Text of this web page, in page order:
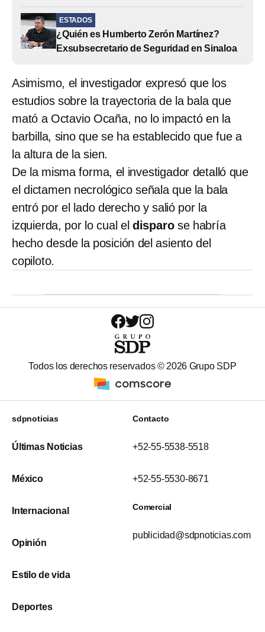
ESTADOS
¿Quién es Humberto Zerón Martínez?
Exsubsecretario de Seguridad en Sinaloa
Asimismo, el investigador expresó que los
estudios sobre la trayectoria de la bala que
mató a Octavio Ocaña, no lo impactó en la
barbilla, sino que se ha establecido que fue a
la altura de la sien.
De la misma forma, el investigador detalló que
el dictamen necrológico señala que la bala
entró por el lado derecho y salió por la
izquierda, por lo cual el disparose habría
hecho desde la posición del asiento del
copiloto.
Todos los derechos reservados © 2026 Grupo SDP
sdpnoticias
Últimas Noticias
México
Internacional
Opinión
Estilo de vida
Deportes
Contacto
+52-55-5538-5518
+52-55-5530-8671
Comercial
publicidad@sdpnoticias.com